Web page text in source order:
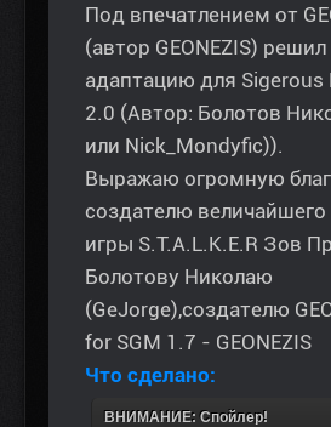
Под впечатлением от
(автор GEONEZIS) решил
адаптацию для Sigerous
2.0 (Автор: Болотов
или Nick_Mondyfic)).
Выражаю огромную
создателю
игры S.T.A.L.K.E.R Зов
Болотову Николаю
(GeJorge),создателю
for SGM 1.7 - GEONEZIS
Что сделано:
ВНИМАНИЕ: Спойлер!